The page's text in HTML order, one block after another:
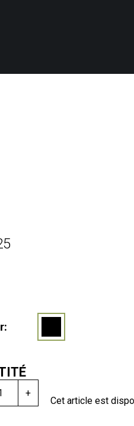
+
Cet article est